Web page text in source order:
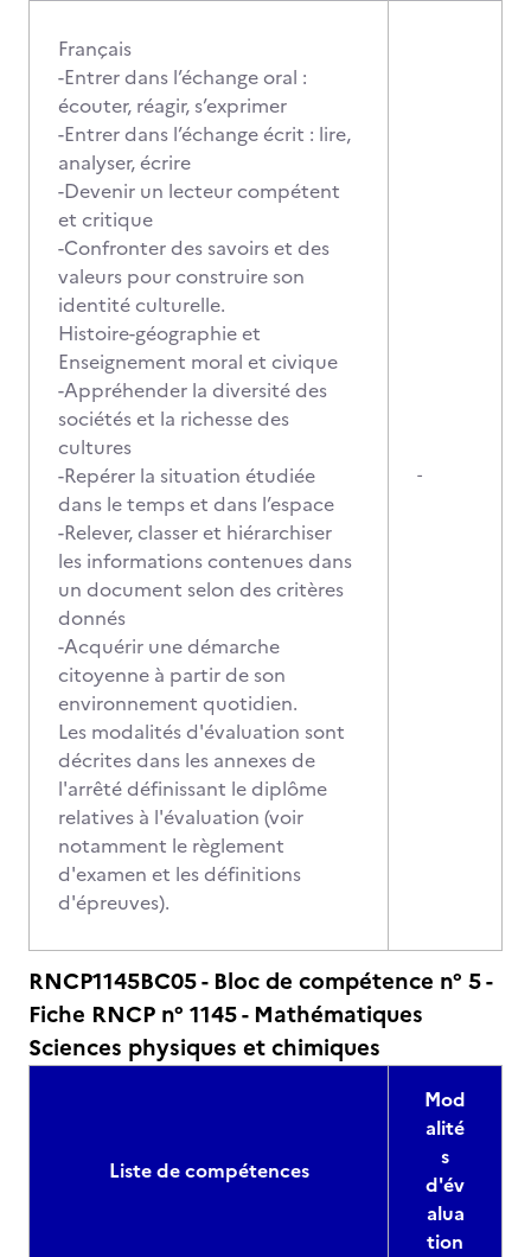
Français
-Entrer dans l’échange oral :
écouter, réagir, s’exprimer
-Entrer dans l’échange écrit : lire,
analyser, écrire
-Devenir un lecteur compétent
et critique
-Confronter des savoirs et des
valeurs pour construire son
identité culturelle.
Histoire-géographie et
Enseignement moral et civique
-Appréhender la diversité des
sociétés et la richesse des
cultures
-Repérer la situation étudiée
dans le temps et dans l’espace
-Relever, classer et hiérarchiser
les informations contenues dans
un document selon des critères
donnés
-Acquérir une démarche
citoyenne à partir de son
environnement quotidien.
Les modalités d'évaluation sont
décrites dans les annexes de
l'arrêté définissant le diplôme
relatives à l'évaluation (voir
notamment le règlement
d'examen et les définitions
d'épreuves).
-
RNCP1145BC05 - Bloc de compétence n° 5 -
Fiche RNCP n° 1145 - Mathématiques
Sciences physiques et chimiques
Liste de compétences
Mod
alité
s
d'év
alua
tion